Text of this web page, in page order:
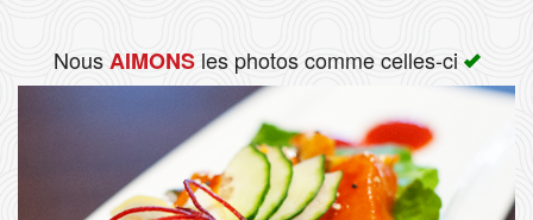
NousAIMONSles photos comme celles-ci